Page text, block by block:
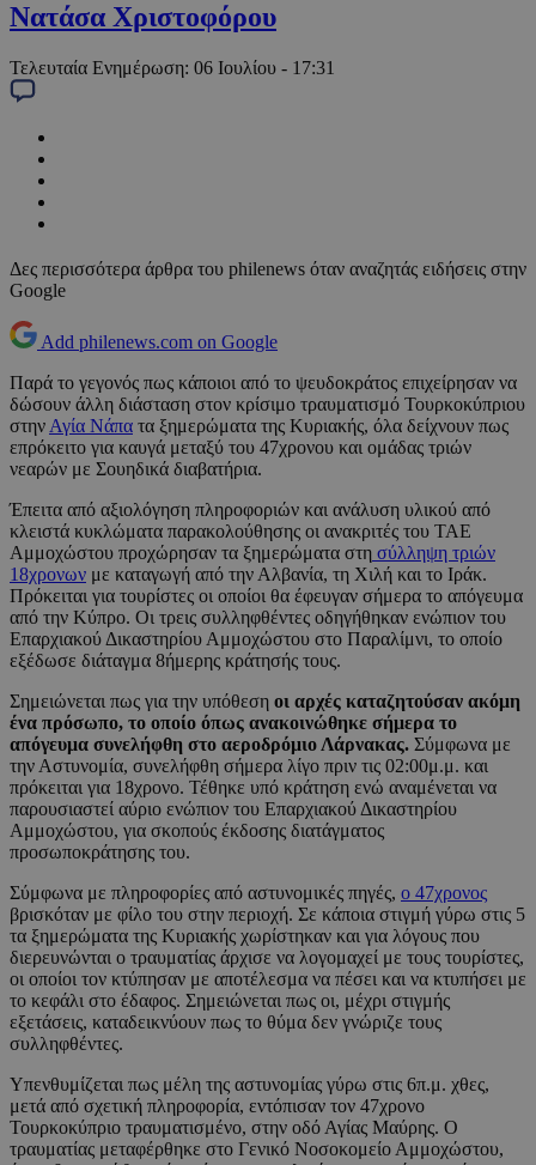
Νατάσα Χριστοφόρου
Τελευταία Ενημέρωση: 06 Ιουλίου - 17:31
Δες περισσότερα άρθρα του philenews όταν αναζητάς ειδήσεις στην
Google
Add philenews.com on Google
Παρά το γεγονός πως κάποιοι από το ψευδοκράτος επιχείρησαν να
δώσουν άλλη διάσταση στον κρίσιμο τραυματισμό Τουρκοκύπριου
στην Αγία Νάπα τα ξημερώματα της Κυριακής, όλα δείχνουν πως
επρόκειτο για καυγά μεταξύ του 47χρονου και ομάδας τριών
νεαρών με Σουηδικά διαβατήρια.
Έπειτα από αξιολόγηση πληροφοριών και ανάλυση υλικού από
κλειστά κυκλώματα παρακολούθησης οι ανακριτές του ΤΑΕ
Αμμοχώστου προχώρησαν τα ξημερώματα στη σύλληψη τριών
18χρονων με καταγωγή από την Αλβανία, τη Χιλή και το Ιράκ.
Πρόκειται για τουρίστες οι οποίοι θα έφευγαν σήμερα το απόγευμα
από την Κύπρο. Οι τρεις συλληφθέντες οδηγήθηκαν ενώπιον του
Επαρχιακού Δικαστηρίου Αμμοχώστου στο Παραλίμνι, το οποίο
εξέδωσε διάταγμα 8ήμερης κράτησής τους.
Σημειώνεται πως για την υπόθεση οι αρχές καταζητούσαν ακόμη
ένα πρόσωπο, το οποίο όπως ανακοινώθηκε σήμερα το
απόγευμα συνελήφθη στο αεροδρόμιο Λάρνακας. Σύμφωνα με
την Αστυνομία, συνελήφθη σήμερα λίγο πριν τις 02:00μ.μ. και
πρόκειται για 18χρονο. Τέθηκε υπό κράτηση ενώ αναμένεται να
παρουσιαστεί αύριο ενώπιον του Επαρχιακού Δικαστηρίου
Αμμοχώστου, για σκοπούς έκδοσης διατάγματος
προσωποκράτησης του.
Σύμφωνα με πληροφορίες από αστυνομικές πηγές, ο 47χρονος
βρισκόταν με φίλο του στην περιοχή. Σε κάποια στιγμή γύρω στις 5
τα ξημερώματα της Κυριακής χωρίστηκαν και για λόγους που
διερευνώνται ο τραυματίας άρχισε να λογομαχεί με τους τουρίστες,
οι οποίοι τον κτύπησαν με αποτέλεσμα να πέσει και να κτυπήσει με
το κεφάλι στο έδαφος. Σημειώνεται πως οι, μέχρι στιγμής
εξετάσεις, καταδεικνύουν πως το θύμα δεν γνώριζε τους
συλληφθέντες.
Υπενθυμίζεται πως μέλη της αστυνομίας γύρω στις 6π.μ. χθες,
μετά από σχετική πληροφορία, εντόπισαν τον 47χρονο
Τουρκοκύπριο τραυματισμένο, στην οδό Αγίας Μαύρης. Ο
τραυματίας μεταφέρθηκε στο Γενικό Νοσοκομείο Αμμοχώστου,